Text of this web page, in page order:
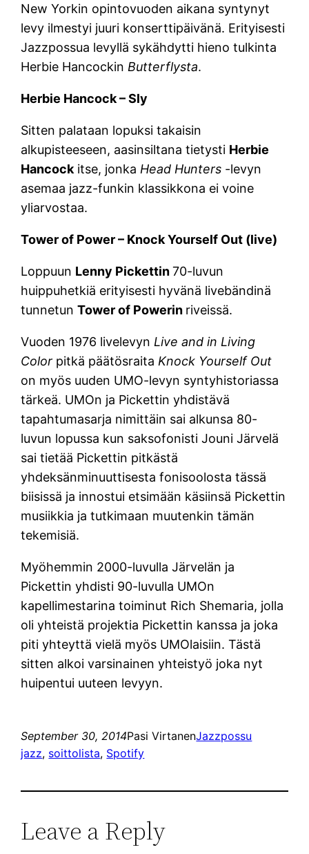
New Yorkin opintovuoden aikana syntynyt
levy ilmestyi juuri konserttipäivänä. Erityisesti
Jazzpossua levyllä sykähdytti hieno tulkinta
Herbie Hancockin Butterflysta.
Herbie Hancock – Sly
Sitten palataan lopuksi takaisin
alkupisteeseen, aasinsiltana tietysti Herbie
Hancock itse, jonka Head Hunters -levyn
asemaa jazz-funkin klassikkona ei voine
yliarvostaa.
Tower of Power – Knock Yourself Out (live)
Loppuun Lenny Pickettin70-luvun
huippuhetkiä erityisesti hyvänä livebändinä
tunnetunTower of Powerin riveissä.
Vuoden 1976 livelevyn Live and in Living
Color pitkä päätösraita Knock Yourself Out
on myös uuden UMO-levyn syntyhistoriassa
tärkeä. UMOn ja Pickettin yhdistävä
tapahtumasarja nimittäin sai alkunsa 80-
luvun lopussa kun saksofonisti Jouni Järvelä
sai tietää Pickettin pitkästä
yhdeksänminuuttisesta fonisoolosta tässä
biisissä ja innostui etsimään käsiinsä Pickettin
musiikkia ja tutkimaan muutenkin tämän
tekemisiä.
Myöhemmin 2000-luvulla Järvelän ja
Pickettin yhdisti 90-luvulla UMOn
kapellimestarina toiminut Rich Shemaria, jolla
oli yhteistä projektia Pickettin kanssa ja joka
piti yhteyttä vielä myös UMOlaisiin. Tästä
sitten alkoi varsinainen yhteistyö joka nyt
huipentui uuteen levyyn.
September 30, 2014Pasi VirtanenJazzpossu
jazz, soittolista, Spotify
Leave a Reply